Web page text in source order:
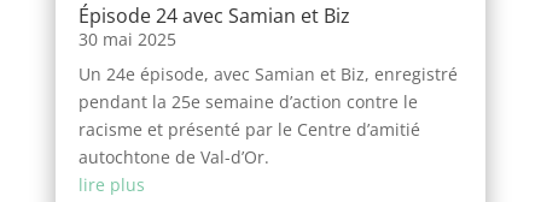
Épisode 24 avec Samian et Biz
30 mai 2025
Un 24e épisode, avec Samian et Biz, enregistré
pendant la 25e semaine d’action contre le
racisme et présenté par le Centre d’amitié
autochtone de Val-d’Or.
lire plus